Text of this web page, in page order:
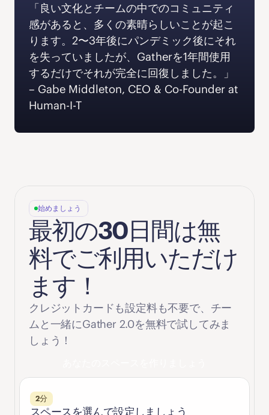
「良い文化とチームの中でのコミュニティ
感があると、多くの素晴らしいことが起こ
ります。2〜3年後にパンデミック後にそれ
を失っていましたが、Gatherを1年間使用
するだけでそれが完全に回復しました。」
‍– Gabe Middleton, CEO & Co-Founder at
Human-I-T
始めましょう
最初の30日間は無
料でご利用いただけ
ます！
クレジットカードも設定料も不要で、チー
ムと一緒にGather 2.0を無料で試してみま
しょう！
2分
スペースを選んで設定しましょう